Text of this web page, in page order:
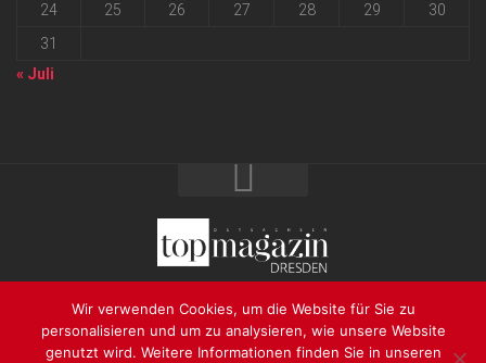
24
25 26 27 28 29
30
31
« Juli
2026 progressmedia Verlag & Werbeagentur GmbH • Bautzner
Landstraße 62 • 01324 Dresden
Wir verwenden Cookies, um die Website für Sie zu
personalisieren und um zu analysieren, wie unsere Website
genutzt wird. Weitere Informationen finden Sie in unseren